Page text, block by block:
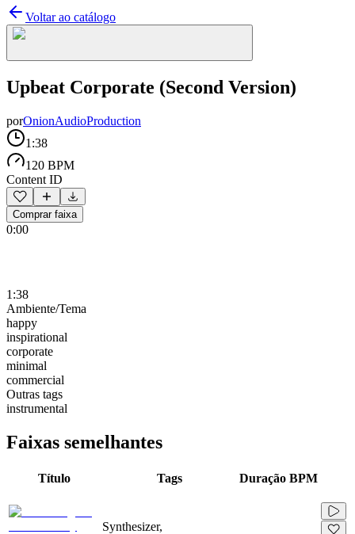
Voltar ao catálogo
Upbeat Corporate (Second Version)
porOnionAudioProduction
1:38
120 BPM
Content ID
Comprar faixa
0:00
1:38
Ambiente/Tema
happy
inspirational
corporate
minimal
commercial
Outras tags
instrumental
Faixas semelhantes
Título Tags Duração BPM
Synthesizer,